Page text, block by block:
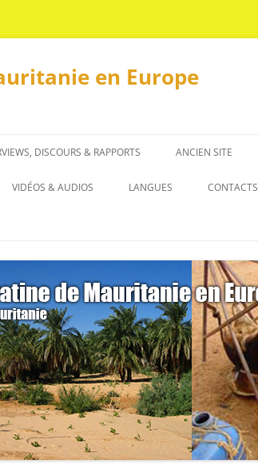
en Europe
DISCOURS & RAPPORTS ANCIEN SITE
VIDÉOS & AUDIOS LANGUES CONTACTS